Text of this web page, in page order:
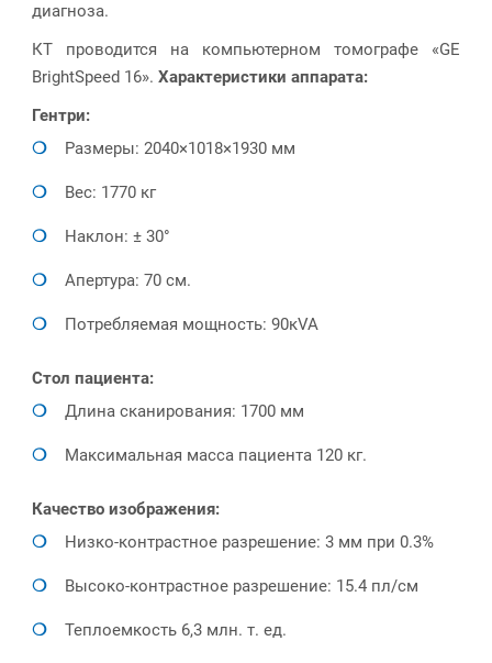
диагноза.
КТ проводится на компьютерном томографе «GE
BrightSpeed 16». Характеристики аппарата:
Гентри:
Размеры: 2040×1018×1930 мм
Вес: 1770 кг
Наклон: ± 30°
Апертура: 70 см.
Потребляемая мощность: 90кVA
Стол пациента:
Длина сканирования: 1700 мм
Максимальная масса пациента 120 кг.
Качество изображения:
Низко-контрастное разрешение: 3 мм при 0.3%
Высоко-контрастное разрешение: 15.4 пл/см
Теплоемкость 6,3 млн. т. ед.